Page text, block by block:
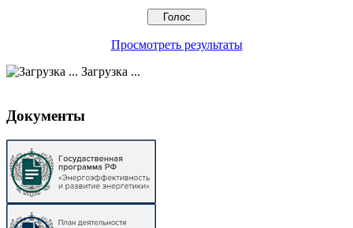
Просмотреть результаты
Загрузка ...
Документы